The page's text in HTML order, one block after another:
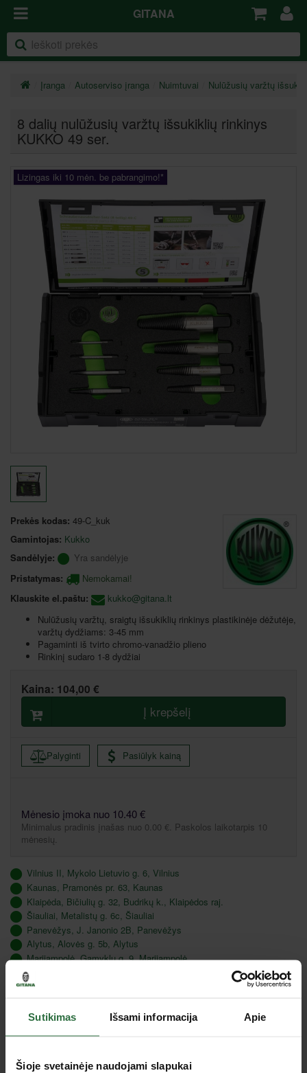
Sutikimas Išsami informacija Apie
Šioje svetainėje naudojami slapukai
GITANA
Įranga Autoserviso įranga Nuimtuvai Nulūžusių varžtų
8 dalių nulūžusių varžtų išsukiklių rinkinys
KUKKO 49 ser.
Lizingas iki 10 mėn. be pabrangimo!*
Prekės kodas: 49-C_kuk
Gamintojas: Kukko
Sandėlyje:
Yra sandėlyje
Pristatymas:
Nemokamai!
Klauskite el.paštu:
kukko@gitana.lt
Nulūžusių varžtų, sraigtų išsukiklių rinkinys plastikinėje dėžutėje,
varžtų dydžiams: 3-45 mm
Pagaminti iš tvirto chromo-vanadžio plieno
Rinkinį sudaro 1-8 dydžiai
Kaina: 104,00 €
Į krepšelį
Palyginti Pasiūlyk kainą
Mėnesio įmoka nuo 10.40 €
Minimalus pradinis įnašas nuo 0.00 €. Paskolos laikotarpis 10
mėnesių.
Vilnius II, Mykolo Lietuvio g. 6, Vilnius
Kaunas, Pramonės pr. 63, Kaunas
Klaipėda, Bičiulių g. 32, Budrikų k., Klaipėdos raj.
Šiauliai, Metalistų g. 6c, Šiauliai
Panevėžys, J. Janonio 2B, Panevėžys
Alytus, Alovės g. 5b, Alytus
Marijampolė, Gamyklų g. 9, Marijampolė
Utena, J. Basanavičiaus g. 133, Utena
Tauragė, Gedimino g. 46 A, Tauragė
Norint išsukti nulūžusį varžtą: nurodyto skersmens grąžtu